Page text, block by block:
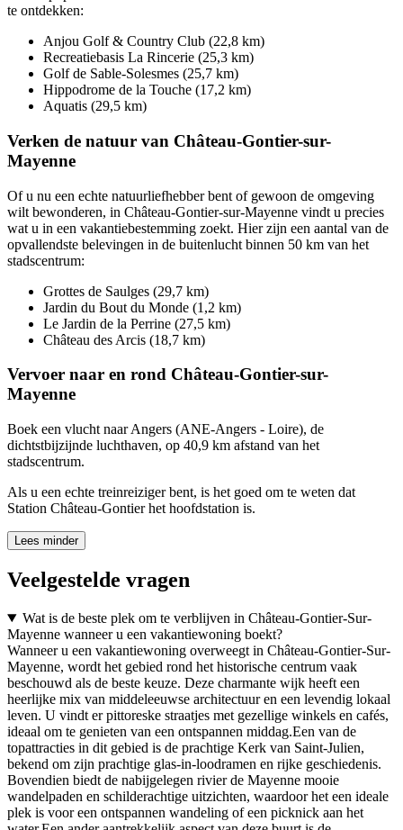
te ontdekken:
Anjou Golf & Country Club (22,8 km)
Recreatiebasis La Rincerie (25,3 km)
Golf de Sable-Solesmes (25,7 km)
Hippodrome de la Touche (17,2 km)
Aquatis (29,5 km)
Verken de natuur van Château-Gontier-sur-
Mayenne
Of u nu een echte natuurliefhebber bent of gewoon de omgeving
wilt bewonderen, in Château-Gontier-sur-Mayenne vindt u precies
wat u in een vakantiebestemming zoekt. Hier zijn een aantal van de
opvallendste belevingen in de buitenlucht binnen 50 km van het
stadscentrum:
Grottes de Saulges (29,7 km)
Jardin du Bout du Monde (1,2 km)
Le Jardin de la Perrine (27,5 km)
Château des Arcis (18,7 km)
Vervoer naar en rond Château-Gontier-sur-
Mayenne
Boek een vlucht naar Angers (ANE-Angers - Loire), de
dichtstbijzijnde luchthaven, op 40,9 km afstand van het
stadscentrum.
Als u een echte treinreiziger bent, is het goed om te weten dat
Station Château-Gontier het hoofdstation is.
Lees minder
Veelgestelde vragen
Wat is de beste plek om te verblijven in Château-Gontier-Sur-
Mayenne wanneer u een vakantiewoning boekt?
Wanneer u een vakantiewoning overweegt in Château-Gontier-Sur-
Mayenne, wordt het gebied rond het historische centrum vaak
beschouwd als de beste keuze. Deze charmante wijk heeft een
heerlijke mix van middeleeuwse architectuur en een levendig lokaal
leven. U vindt er pittoreske straatjes met gezellige winkels en cafés,
ideaal om te genieten van een ontspannen middag.Een van de
topattracties in dit gebied is de prachtige Kerk van Saint-Julien,
bekend om zijn prachtige glas-in-loodramen en rijke geschiedenis.
Bovendien biedt de nabijgelegen rivier de Mayenne mooie
wandelpaden en schilderachtige uitzichten, waardoor het een ideale
plek is voor een ontspannen wandeling of een picknick aan het